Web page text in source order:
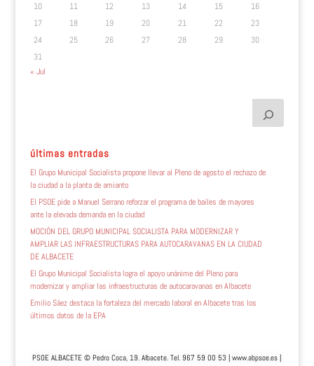
10
11 12 13 14 15
16
17
18 19 20 21 22
23
24
25 26 27 28 29
30
31
« Jul
últimas entradas
El Grupo Municipal Socialista propone llevar al Pleno de agosto el rechazo de
la ciudad a la planta de amianto
El PSOE pide a Manuel Serrano reforzar el programa de bailes de mayores
ante la elevada demanda en la ciudad
MOCIÓN DEL GRUPO MUNICIPAL SOCIALISTA PARA MODERNIZAR Y
AMPLIAR LAS INFRAESTRUCTURAS PARA AUTOCARAVANAS EN LA CIUDAD
DE ALBACETE
El Grupo Municipal Socialista logra el apoyo unánime del Pleno para
modernizar y ampliar las infraestructuras de autocaravanas en Albacete
Emilio Sáez destaca la fortaleza del mercado laboral en Albacete tras los
últimos datos de la EPA
PSOE ALBACETE © Pedro Coca, 19. Albacete. Tel. 967 59 00 53 |www.abpsoe.es |